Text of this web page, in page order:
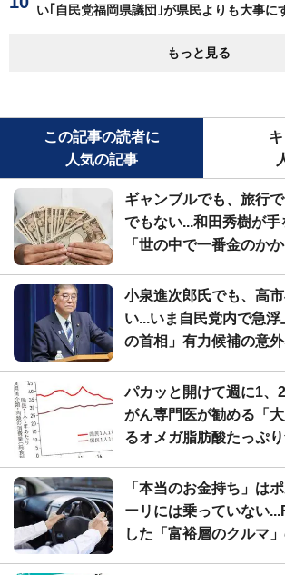
い｢自民党福岡県議団｣が県民よりも大事に
もっと見る
この記事の読者に
人気の記事
ギャンブルでも、旅行
でもない...和田秀樹が手
「世の中で一番金のかか
小泉進次郎氏でも、高
い...いま自民党内で急
の首相」有力候補の意
パカッと開けて週に1、
がん専門医が勧める「
るオメガ脂肪酸たっぷり
「本当のお金持ち」は
ーリには乗っていない
した「富裕層のクルマ